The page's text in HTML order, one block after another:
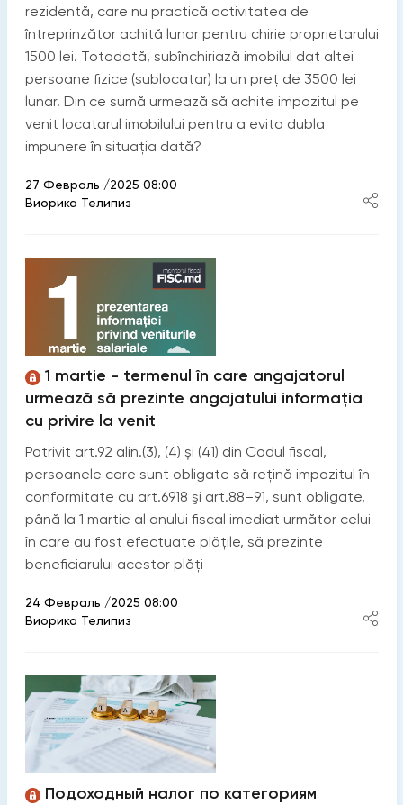
rezidentă, care nu practică activitatea de
întreprinzător achită lunar pentru chirie proprietarului
1500 lei. Totodată, subînchiriază imobilul dat altei
persoane fizice (sublocatar) la un preț de 3500 lei
lunar. Din ce sumă urmează să achite impozitul pe
venit locatarul imobilului pentru a evita dubla
impunere în situația dată?
27 Февраль /2025 08:00
Виорика Телипиз
1 martie - termenul în care angajatorul
urmează să prezinte angajatului informația
cu privire la venit
Potrivit art.92 alin.(3), (4) și (41) din Codul fiscal,
persoanele care sunt obligate să reţină impozitul în
conformitate cu art.6918 şi art.88–91, sunt obligate,
până la 1 martie al anului fiscal imediat următor celui
în care au fost efectuate plăţile, să prezinte
beneficiarului acestor plăţi
24 Февраль /2025 08:00
Виорика Телипиз
Подоходный налог по категориям